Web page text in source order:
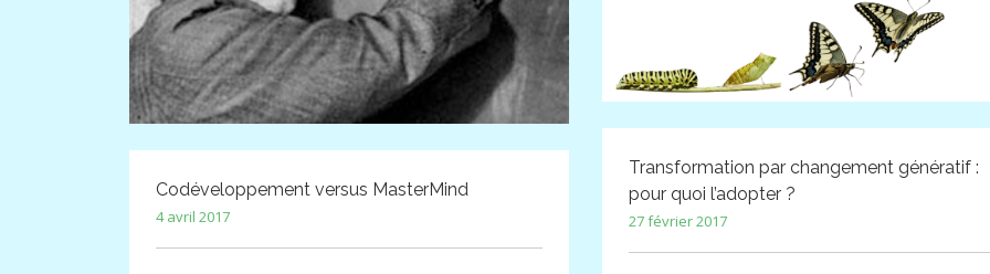
Codéveloppement versus MasterMind
4 avril 2017
Transformation par changement génératif :
pour quoi l’adopter ?
27 février 2017